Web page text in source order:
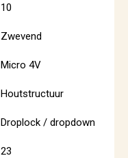
10
Zwevend
Micro 4V
Houtstructuur
Droplock / dropdown
23